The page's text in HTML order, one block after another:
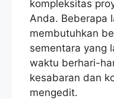
kompleksitas
Anda. Beberapa
membutuhkan
sementara yang
waktu berhari-
kesabaran dan
mengedit.